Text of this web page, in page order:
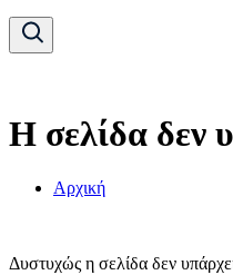
Η σελίδα δεν
Αρχική
Δυστυχώς η σελίδα δεν